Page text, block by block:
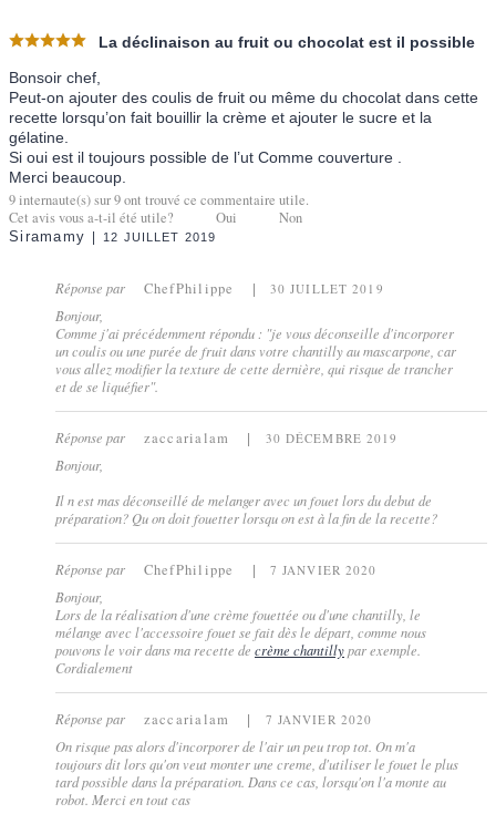
La déclinaison au fruit ou chocolat est il possible
Bonsoir chef,
Peut-on ajouter des coulis de fruit ou même du chocolat dans cette
recette lorsqu’on fait bouillir la crème et ajouter le sucre et la
gélatine.
Si oui est il toujours possible de l’ut Comme couverture .
Merci beaucoup.
9internaute(s) sur9ont trouvé ce commentaire utile.
Cet avis vous a-t-il été utile?
Oui Non
Siramamy 12 JUILLET 2019
Réponse par ChefPhilippe 30 JUILLET 2019
Bonjour,
Comme j'ai précédemment répondu : "je vous déconseille d'incorporer
un coulis ou une purée de fruit dans votre chantilly au mascarpone, car
vous allez modifier la texture de cette dernière, qui risque de trancher
et de se liquéfier".
Réponse par zaccarialam 30 DÉCEMBRE 2019
Bonjour,
Il n est mas déconseillé de melanger avec un fouet lors du debut de
préparation? Qu on doit fouetter lorsqu on est à la fin de la recette?
Réponse par ChefPhilippe 7 JANVIER 2020
Bonjour,
Lors de la réalisation d'une crème fouettée ou d'une chantilly, le
mélange avec l'accessoire fouet se fait dès le départ, comme nous
pouvons le voir dans ma recette de crème chantillypar exemple.
Cordialement
Réponse par zaccarialam 7 JANVIER 2020
On risque pas alors d'incorporer de l'air un peu trop tot. On m'a
toujours dit lors qu'on veut monter une creme, d'utiliser le fouet le plus
tard possible dans la préparation. Dans ce cas, lorsqu'on l'a monte au
robot. Merci en tout cas